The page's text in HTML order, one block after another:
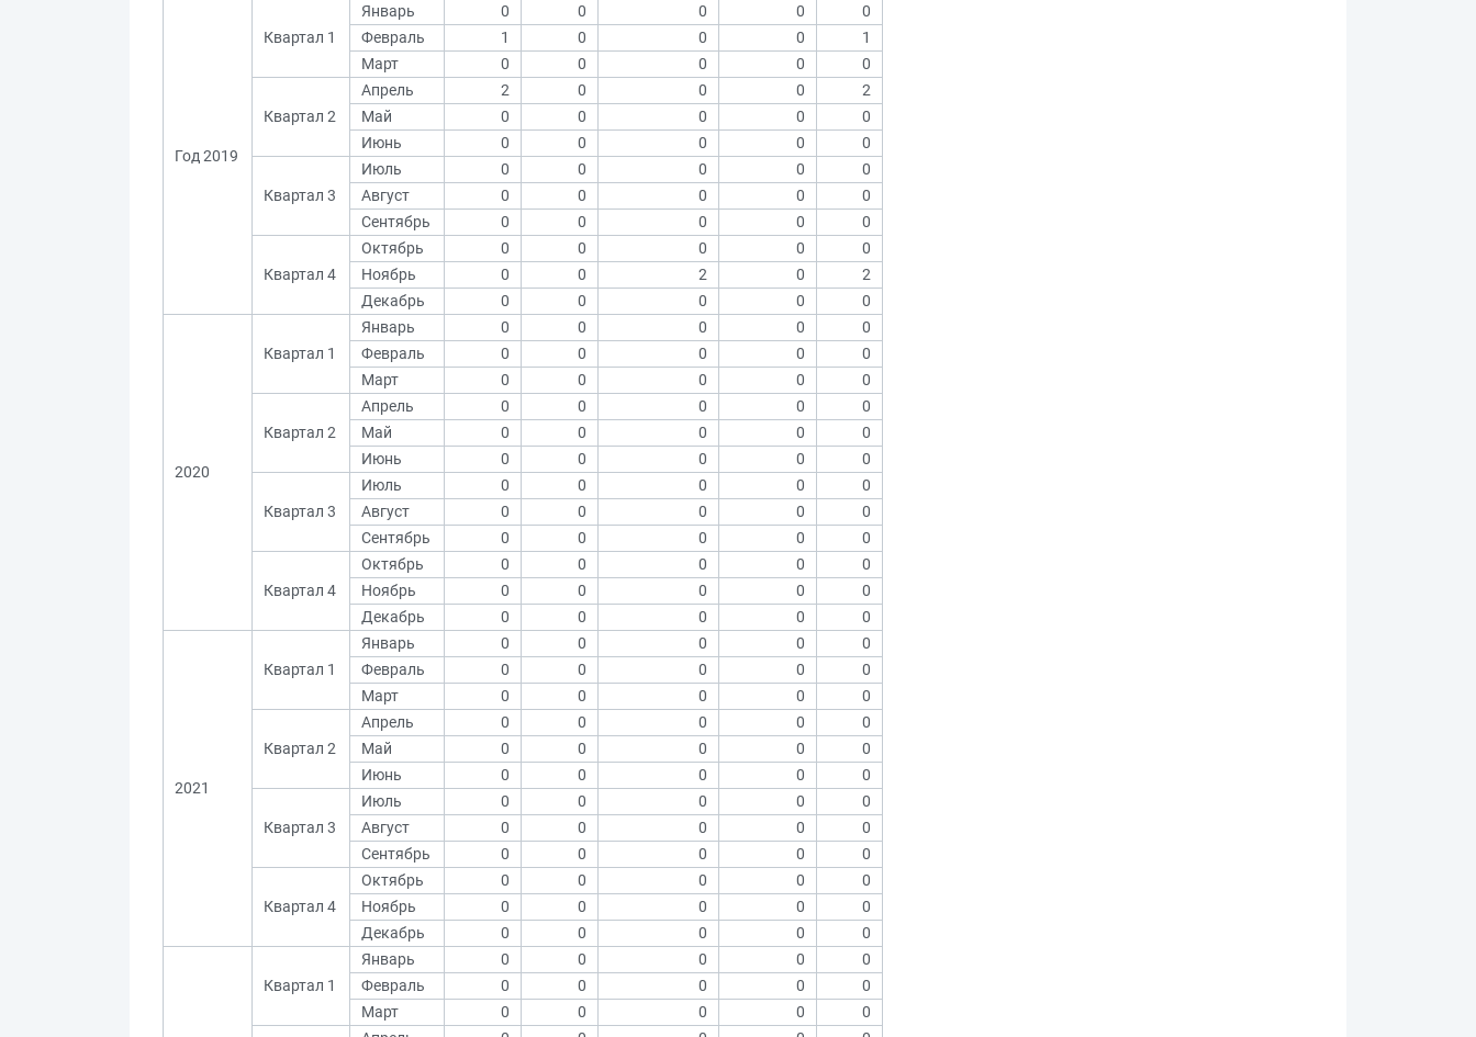
Год 2019
Квартал 1
Январь 0 0 0 0
0
Февраль
1 0 0 0
1
Март
0 0 0 0 0
Квартал 2
Апрель 2 0 0 0
2
Май
0 0 0 0
0
Июнь
0 0 0 0 0
Квартал 3
Июль 0 0 0 0
0
Август
0 0 0 0
0
Сентябрь
0 0 0 0 0
Квартал 4
Октябрь 0 0 0 0
0
Ноябрь
0 0 2 0
2
Декабрь
0 0 0 0 0
2020
Квартал 1
Январь 0 0 0 0
0
Февраль
0 0 0 0
0
Март
0 0 0 0 0
Квартал 2
Апрель 0 0 0 0
0
Май
0 0 0 0
0
Июнь
0 0 0 0 0
Квартал 3
Июль 0 0 0 0
0
Август
0 0 0 0
0
Сентябрь
0 0 0 0 0
Квартал 4
Октябрь 0 0 0 0
0
Ноябрь
0 0 0 0
0
Декабрь
0 0 0 0 0
2021
Квартал 1
Январь 0 0 0 0
0
Февраль
0 0 0 0
0
Март
0 0 0 0 0
Квартал 2
Апрель 0 0 0 0
0
Май
0 0 0 0
0
Июнь
0 0 0 0 0
Квартал 3
Июль 0 0 0 0
0
Август
0 0 0 0
0
Сентябрь
0 0 0 0 0
Квартал 4
Октябрь 0 0 0 0
0
Ноябрь
0 0 0 0
0
Декабрь
0 0 0 0 0
Квартал 1
Январь 0 0 0 0
0
Февраль
0 0 0 0
0
Март
0 0 0 0 0